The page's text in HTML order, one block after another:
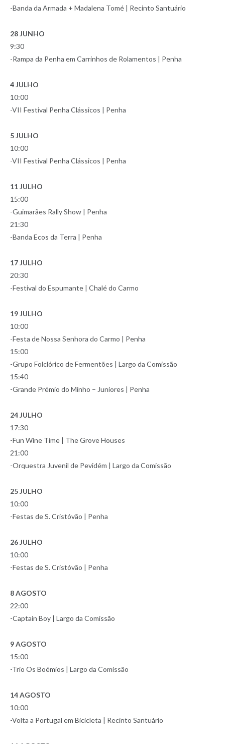
-Banda da Armada + Madalena Tomé | Recinto Santuário
28 JUNHO
9:30
-Rampa da Penha em Carrinhos de Rolamentos | Penha
4 JULHO
10:00
-VII Festival Penha Clássicos | Penha
5 JULHO
10:00
-VII Festival Penha Clássicos | Penha
11 JULHO
15:00
-Guimarães Rally Show | Penha
21:30
-Banda Ecos da Terra | Penha
17 JULHO
20:30
-Festival do Espumante | Chalé do Carmo
19 JULHO
10:00
-Festa de Nossa Senhora do Carmo | Penha
15:00
-Grupo Folclórico de Fermentões | Largo da Comissão
15:40
-Grande Prémio do Minho – Juniores | Penha
24 JULHO
17:30
-Fun Wine Time | The Grove Houses
21:00
-Orquestra Juvenil de Pevidém | Largo da Comissão
25 JULHO
10:00
-Festas de S. Cristóvão | Penha
26 JULHO
10:00
-Festas de S. Cristóvão | Penha
8 AGOSTO
22:00
-Captain Boy | Largo da Comissão
9 AGOSTO
15:00
-Trio Os Boémios | Largo da Comissão
14 AGOSTO
10:00
-Volta a Portugal em Bicicleta | Recinto Santuário